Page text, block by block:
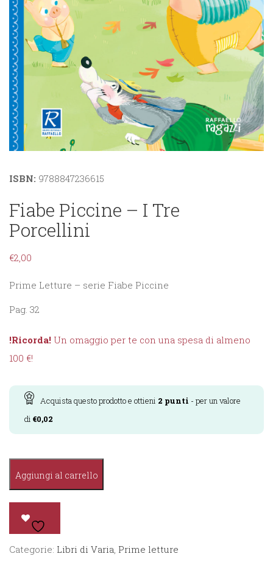
ISBN: 9788847236615
Fiabe Piccine – I Tre
Porcellini
€2,00
Prime Letture – serie Fiabe Piccine
Pag. 32
!Ricorda! Un omaggio per te con una spesa di almeno
100 €!
Acquista questo prodotto e ottieni 2 punti - per un valore
di €0,02
-
Porcellini
Aggiungi al carrello
Categorie: Libri di Varia Prime letture